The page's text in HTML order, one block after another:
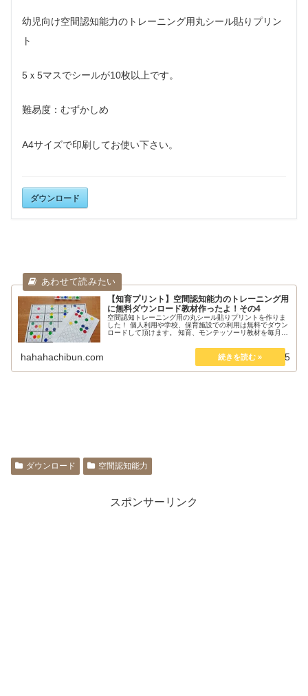
幼児向け空間認知能力のトレーニング用丸シール貼りプリン
ト
5ｘ5マスでシールが10枚以上です。
難易度：むずかしめ
A4サイズで印刷してお使い下さい。
ダウンロード
【知育プリント】空間認知能力のトレーニング用
に無料ダウンロード教材作ったよ！その4
空間認知トレーニング用の丸シール貼りプリントを作りま
した！ 個人利用や学校、保育施設での利用は無料でダウン
ロードして頂けます。 知育、モンテッソーリ教材を毎月更
hahahachibun.com 2019.09.05
ダウンロード 空間認知能力
スポンサーリンク